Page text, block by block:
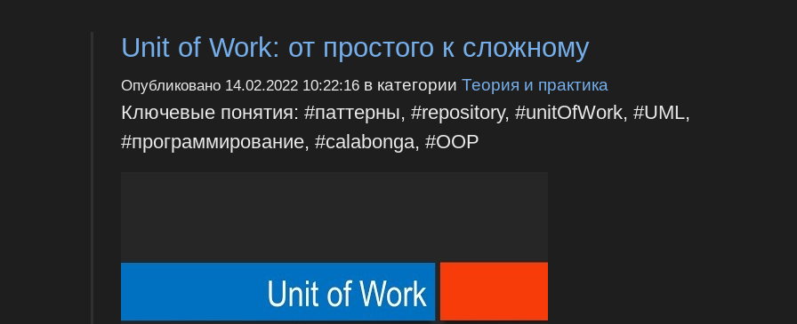
Unit of Work: от простого к сложному
Опубликовано 14.02.2022 10:22:16в категории Теория и практика
Ключевые понятия: #паттерны, #repository, #unitOfWork, #UML,
#программирование, #calabonga, #OOP